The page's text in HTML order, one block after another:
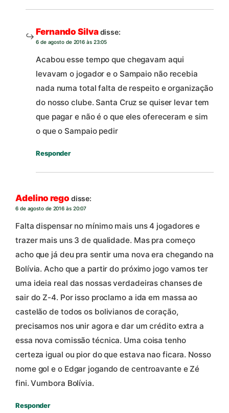
Fernando Silvadisse:
6 de agosto de 2016 às 23:05
Acabou esse tempo que chegavam aqui
levavam o jogador e o Sampaio não recebia
nada numa total falta de respeito e organização
do nosso clube. Santa Cruz se quiser levar tem
que pagar e não é o que eles ofereceram e sim
o que o Sampaio pedir
Responder
Adelino rego disse:
6 de agosto de 2016 às 20:07
Falta dispensar no mínimo mais uns 4 jogadores e
trazer mais uns 3 de qualidade. Mas pra começo
acho que já deu pra sentir uma nova era chegando na
Bolívia. Acho que a partir do próximo jogo vamos ter
uma ideia real das nossas verdadeiras chanses de
sair do Z-4. Por isso proclamo a ida em massa ao
castelão de todos os bolivianos de coração,
precisamos nos unir agora e dar um crédito extra a
essa nova comissão técnica. Uma coisa tenho
certeza igual ou pior do que estava nao ficara. Nosso
nome gol e o Edgar jogando de centroavante e Zé
fini. Vumbora Bolívia.
Responder